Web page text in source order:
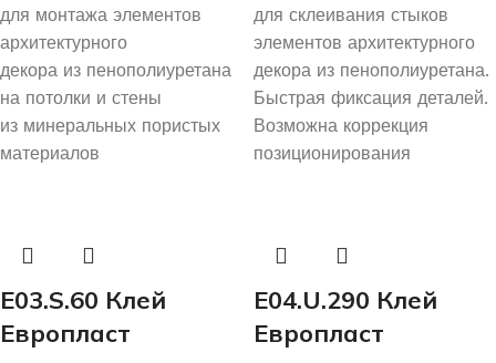
для монтажа элементов
архитектурного
декора из пенополиуретана
на потолки и стены
из минеральных пористых
материалов
для склеивания стыков
элементов архитектурного
декора из пенополиуретана.
Быстрая фиксация деталей.
Возможна коррекция
позиционирования
E03.S.60 Клей
Европласт
E04.U.290 Клей
Европласт